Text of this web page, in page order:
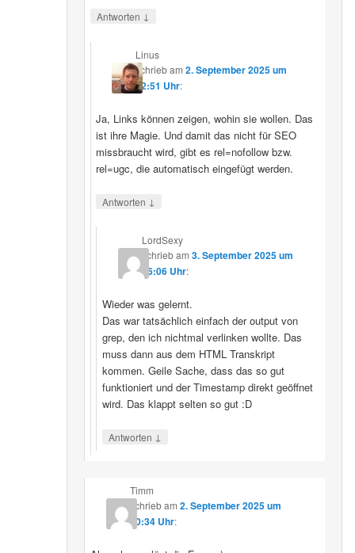
Antworten ↓
Linus
schriebam2. September 2025 um
12:51 Uhr:
Ja, Links können zeigen, wohin sie wollen. Das
ist ihre Magie. Und damit das nicht für SEO
missbraucht wird, gibt es rel=nofollow bzw.
rel=ugc, die automatisch eingefügt werden.
Antworten ↓
LordSexy
schriebam 3. September 2025 um
16:06 Uhr:
Wieder was gelernt.
Das war tatsächlich einfach der output von
grep, den ich nichtmal verlinken wollte. Das
muss dann aus dem HTML Transkript
kommen. Geile Sache, dass das so gut
funktioniert und der Timestamp direkt geöffnet
wird. Das klappt selten so gut :D
Antworten ↓
Timm
schriebam 2. September 2025 um
10:34 Uhr: